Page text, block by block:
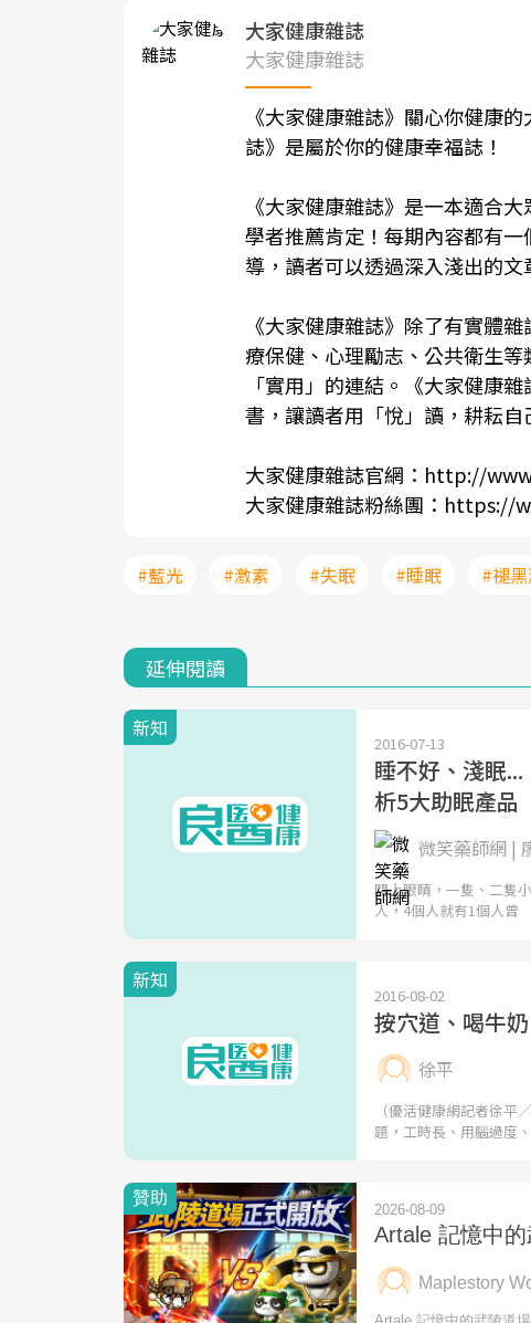
大家健康雜誌
大家健康雜誌
《大家健康雜誌》關心你健康
誌》是屬於你的健康幸福誌！
《大家健康雜誌》是一本適合大
學者推薦肯定！每期內容都有
導，讀者可以透過深入淺出的文
《大家健康雜誌》除了有實體
療保健、心理勵志、公共衛生
「實用」的連結。《大家健康雜
書，讓讀者用「悅」讀，耕耘自
大家健康雜誌官網： http://
大家健康雜誌粉絲團： https://
#藍光 #激素 #失眠 #睡眠 #褪
延伸閱讀
新知
2016-07-13
睡不好、淺眠
析5大助眠產品
微笑藥師網 |
閉上眼睛，一隻、二隻
人，4個人就有1個人曾
新知
2016-08-02
按穴道、喝牛
徐平
（優活健康網記者徐
題，工時長、用腦過度